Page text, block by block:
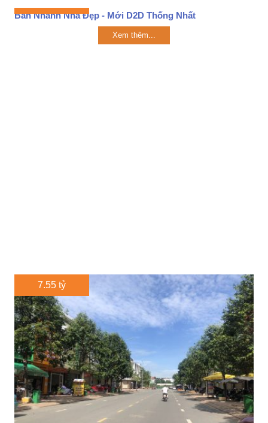
Bán Nhanh Nhà Đẹp - Mới D2D Thống Nhất
Xem thêm...
7.55 tỷ